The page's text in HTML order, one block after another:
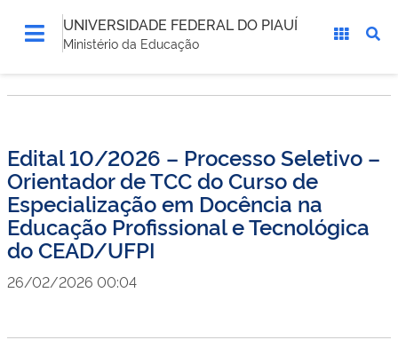
UNIVERSIDADE FEDERAL DO PIAUÍ
Ministério da Educação
Edital 10/2026 – Processo Seletivo –
Orientador de TCC do Curso de
Especialização em Docência na
Educação Profissional e Tecnológica
do CEAD/UFPI
26/02/2026 00:04